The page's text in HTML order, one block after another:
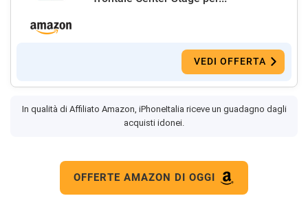
VEDI OFFERTA
In qualità di Affiliato Amazon, iPhoneItalia riceve un guadagno dagli
acquisti idonei.
OFFERTE AMAZON DI OGGI